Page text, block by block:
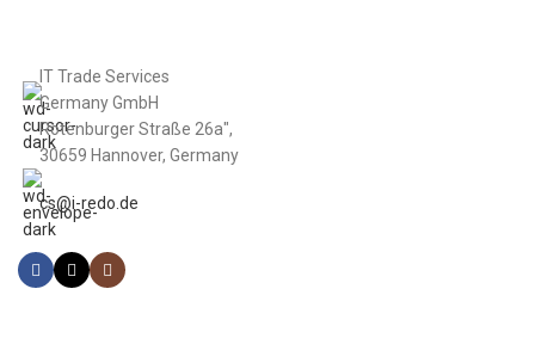
IT Trade Services
Germany GmbH
Rotenburger Straße 26a",
30659 Hannover, Germany
cs@i-redo.de